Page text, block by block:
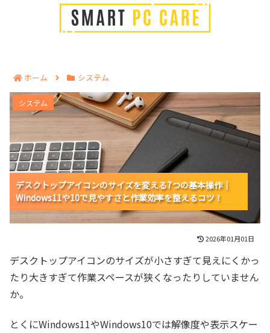
ホーム システム
デスクトップアイコンのサイズを変える7つの基本操作
｜Windows11や10で見やすさと作業効率を整えるコ
ツ！
デスクトップアイコンのサイズを変える7つの基本操作｜
Windows11や10で見やすさと作業効率を整えるコツ！
デスクトップアイコンのサイズを変える7つの基本操作｜
Windows11や10で見やすさと作業効率を整えるコツ！
デスクトップアイコンのサイズを変える7つの基本操作｜
Windows11や10で見やすさと作業効率を整えるコツ！
システム
2026年01月01日
デスクトップアイコンのサイズが小さすぎて見えにくかっ
たり大きすぎて作業スペースが狭くなったりしていません
か。
とくにWindows11やWindows10では解像度や表示スケー